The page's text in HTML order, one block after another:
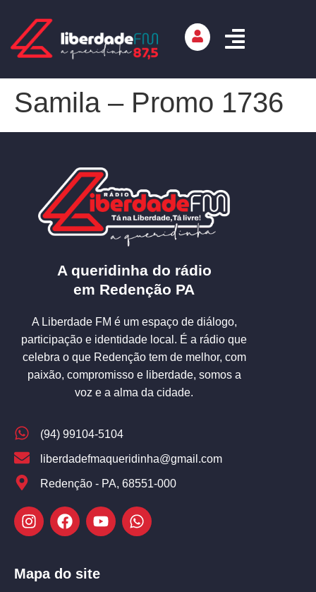
Samila – Promo 1736
A queridinha do rádio
em Redenção PA
A Liberdade FM é um espaço de diálogo,
participação e identidade local. É a rádio que
celebra o que Redenção tem de melhor, com
paixão, compromisso e liberdade, somos a
voz e a alma da cidade.
(94) 99104-5104
liberdadefmaqueridinha@gmail.com
Redenção - PA, 68551-000
Mapa do site